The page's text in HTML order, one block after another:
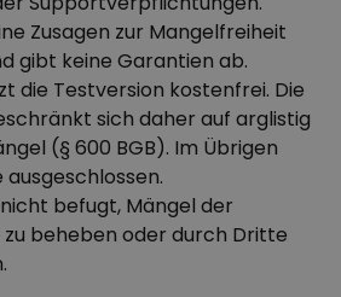
Zusagen zur Mangelfreiheit
gibt keine Garantien ab.
die Testversion kostenfrei. Die
sich daher auf arglistig
(§ 600 BGB). Im Übrigen
nicht befugt, Mängel der
beheben oder durch Dritte